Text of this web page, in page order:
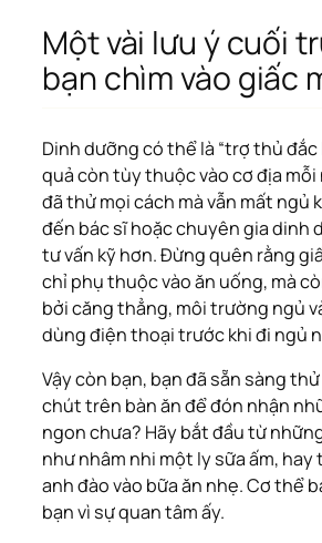
Một vài lưu ý cuối
bạn chìm vào giấc
Dinh dưỡng có thể là “trợ thủ đắc
quả còn tùy thuộc vào cơ địa mỗi
đã thử mọi cách mà vẫn mất ngủ
đến bác sĩ hoặc chuyên gia dinh
tư vấn kỹ hơn. Đừng quên rằng
chỉ phụ thuộc vào ăn uống, mà
bởi căng thẳng, môi trường ngủ
dùng điện thoại trước khi đi ngủ
Vậy còn bạn, bạn đã sẵn sàng
chút trên bàn ăn để đón nhận
ngon chưa? Hãy bắt đầu từ
như nhâm nhi một ly sữa ấm, hay
anh đào vào bữa ăn nhẹ. Cơ thể
bạn vì sự quan tâm ấy.